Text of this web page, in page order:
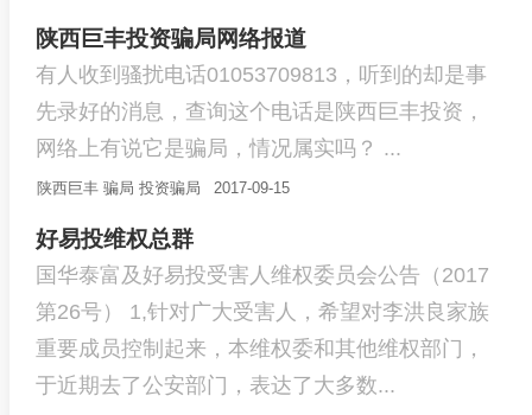
陕西巨丰投资骗局网络报道
有人收到骚扰电话01053709813，听到的却是事
先录好的消息，查询这个电话是陕西巨丰投资，
网络上有说它是骗局，情况属实吗？ ...
陕西巨丰 骗局 投资骗局 2017-09-15
好易投维权总群
国华泰富及好易投受害人维权委员会公告（2017
第26号） 1,针对广大受害人，希望对李洪良家族
重要成员控制起来，本维权委和其他维权部门，
于近期去了公安部门，表达了大多数...